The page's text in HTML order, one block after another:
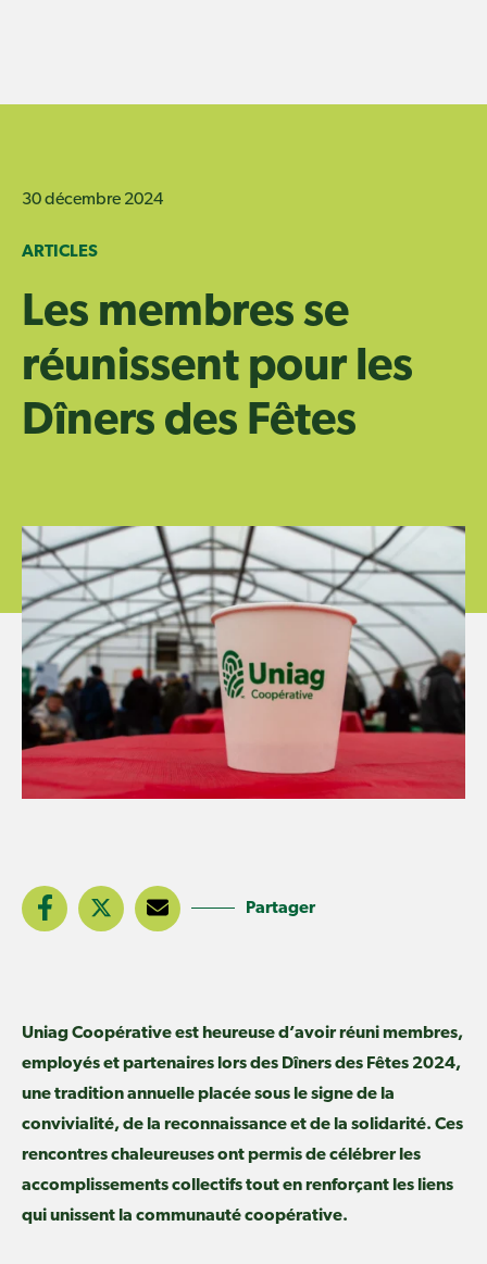
30 décembre 2024
ARTICLES
Les membres se
réunissent pour les
Dîners des Fêtes
Partager
Uniag Coopérative est heureuse d’avoir réuni membres,
employés et partenaires lors des Dîners des Fêtes 2024,
une tradition annuelle placée sous le signe de la
convivialité, de la reconnaissance et de la solidarité. Ces
rencontres chaleureuses ont permis de célébrer les
accomplissements collectifs tout en renforçant les liens
qui unissent la communauté coopérative.